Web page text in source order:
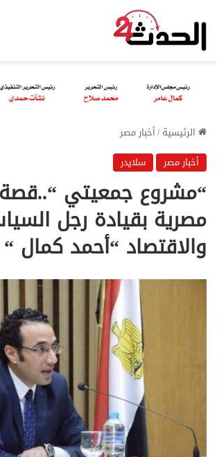
الرئيسية/أخبار مصر
أخبار مصر
سلايدر
“مشروع جمعيتي
مصرية بقيادة رجل
والاقتصاد “أحمد كمال “